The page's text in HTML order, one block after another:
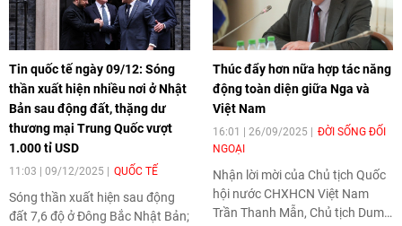
DeYoung đưa ra trong bài viết
"Trump tái áp dụng Học thuyết
Monroe trong quan hệ với Tây
Bán cầu" đăng trên The
Washington Post (Mỹ). Tạp chí
Thời đại lược dịch và giới thiệu.
Clara Ence Mors. Tạp chí Thời
Đại lược dịch và trân trọng giới
thiệu đến độc giả.
Tin quốc tế ngày 09/12: Sóng
thần xuất hiện nhiều nơi ở Nhật
Bản sau động đất, thặng dư
thương mại Trung Quốc vượt
1.000 tỉ USD
11:03 | 09/12/2025 QUỐC TẾ
Sóng thần xuất hiện sau động
đất 7,6 độ ở Đông Bắc Nhật Bản;
Thúc đẩy hơn nữa hợp tác năng
động toàn diện giữa Nga và
Việt Nam
16:01 | 26/09/2025
ĐỜI SỐNG ĐỐI
NGOẠI
Nhận lời mời của Chủ tịch Quốc
hội nước CHXHCN Việt Nam
Trần Thanh Mẫn, Chủ tịch Duma